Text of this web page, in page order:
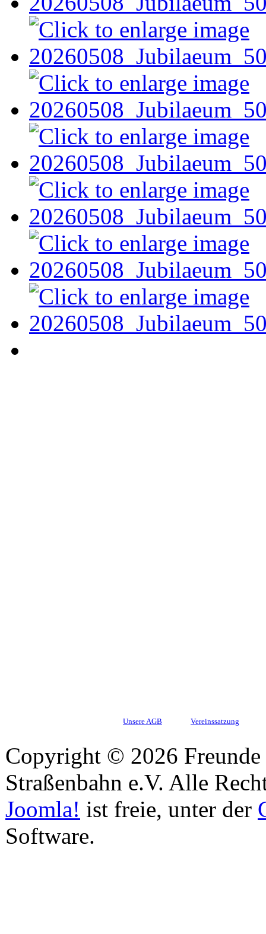
Unsere AGB Vereinssatzung
Copyright © 2026
Straßenbahn e.V. Alle
Joomla! ist freie, unter der
Software.